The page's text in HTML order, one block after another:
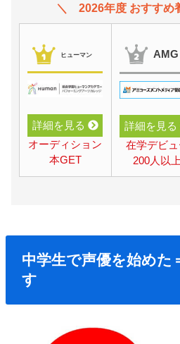
2026年度 おすすめ
ヒューマン
詳細を見る
オーディション
本GET
AMG
詳細を見る
在学デビュ
200人以
中学生で声優を始めた
す